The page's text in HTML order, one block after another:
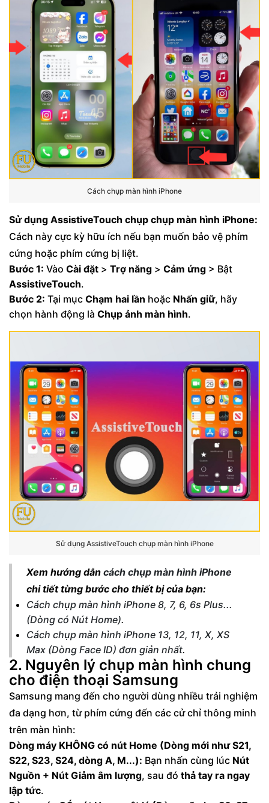
Cách chụp màn hình iPhone
Sử dụng AssistiveTouch chụp chụp màn hình iPhone:
Cách này cực kỳ hữu ích nếu bạn muốn bảo vệ phím
cứng hoặc phím cứng bị liệt.
Bước 1: Vào Cài đặt > Trợ năng > Cảm ứng > Bật
AssistiveTouch.
Bước 2: Tại mục Chạm hai lần hoặc Nhấn giữ, hãy
chọn hành động là Chụp ảnh màn hình.
Sử dụng AssistiveTouch chụp màn hình iPhone
Xem hướng dẫn cách chụp màn hình iPhone
chi tiết từng bước cho thiết bị của bạn:
Cách chụp màn hình iPhone 8, 7, 6, 6s Plus...
(Dòng có Nút Home).
Cách chụp màn hình iPhone 13, 12, 11, X, XS
Max (Dòng Face ID) đơn giản nhất.
2. Nguyên lý chụp màn hình chung
cho điện thoại Samsung
Samsung mang đến cho người dùng nhiều trải nghiệm
đa dạng hơn, từ phím cứng đến các cử chỉ thông minh
trên màn hình:
Dòng máy KHÔNG có nút Home (Dòng mới như S21,
S22, S23, S24, dòng A, M...): Bạn nhấn cùng lúc Nút
Nguồn + Nút Giảm âm lượng, sau đó thả tay ra ngay
lập tức.